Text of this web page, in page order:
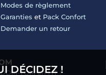
DÉCIDEZ !
Modes de règlement
Garanties et Pack Confort
Demander un retour
TOM en HT !